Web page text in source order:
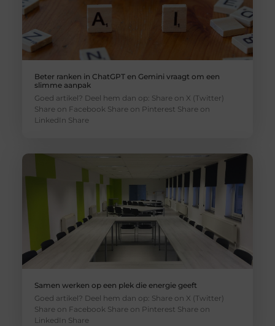
Beter ranken in ChatGPT en Gemini vraagt om een
slimme aanpak
Goed artikel? Deel hem dan op: Share on X (Twitter)
Share on Facebook Share on Pinterest Share on
LinkedIn Share
Samen werken op een plek die energie geeft
Goed artikel? Deel hem dan op: Share on X (Twitter)
Share on Facebook Share on Pinterest Share on
LinkedIn Share